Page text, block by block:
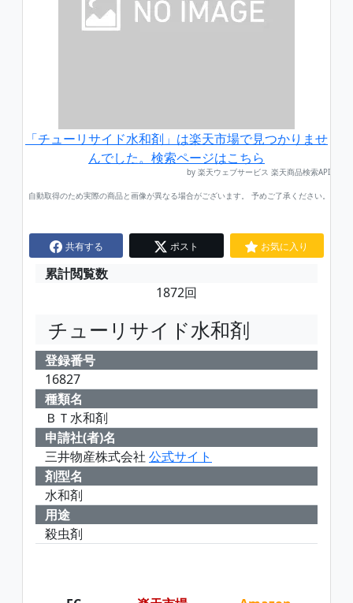
「チューリサイド水和剤」は楽天市場で見つかりませ
んでした。検索ページはこちら
by 楽天ウェブサービス 楽天商品検索API
自動取得のため実際の商品と画像が異なる場合がございます。 予めご了承ください。
共有する ポスト お気に入り
累計閲覧数
1872回
チューリサイド水和剤
登録番号
16827
種類名
ＢＴ水和剤
申請社(者)名
三井物産株式会社 公式サイト
剤型名
水和剤
用途
殺虫剤